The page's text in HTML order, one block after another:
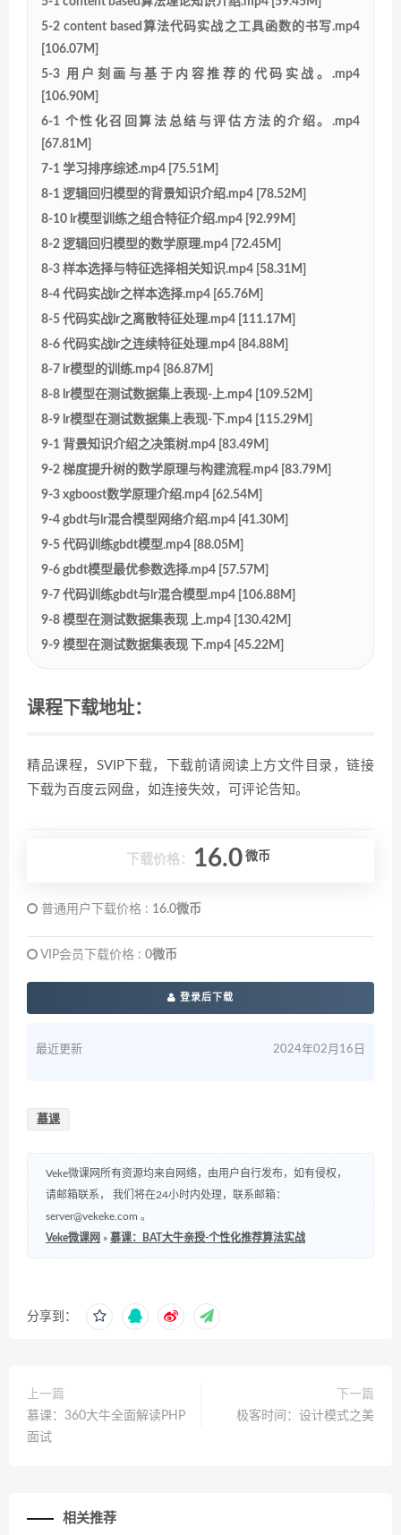
5-2 content based算法代码实战之工具函数的书写.mp4
[106.07M]
5-3 用户刻画与基于内容推荐的代码实战。.mp4
[106.90M]
6-1 个性化召回算法总结与评估方法的介绍。.mp4
[67.81M]
7-1 学习排序综述.mp4 [75.51M]
8-1 逻辑回归模型的背景知识介绍.mp4 [78.52M]
8-10 lr模型训练之组合特征介绍.mp4 [92.99M]
8-2 逻辑回归模型的数学原理.mp4 [72.45M]
8-3 样本选择与特征选择相关知识.mp4 [58.31M]
8-4 代码实战lr之样本选择.mp4 [65.76M]
8-5 代码实战lr之离散特征处理.mp4 [111.17M]
8-6 代码实战lr之连续特征处理.mp4 [84.88M]
8-7 lr模型的训练.mp4 [86.87M]
8-8 lr模型在测试数据集上表现-上.mp4 [109.52M]
8-9 lr模型在测试数据集上表现-下.mp4 [115.29M]
9-1 背景知识介绍之决策树.mp4 [83.49M]
9-2 梯度提升树的数学原理与构建流程.mp4 [83.79M]
9-3 xgboost数学原理介绍.mp4 [62.54M]
9-4 gbdt与lr混合模型网络介绍.mp4 [41.30M]
9-5 代码训练gbdt模型.mp4 [88.05M]
9-6 gbdt模型最优参数选择.mp4 [57.57M]
9-7 代码训练gbdt与lr混合模型.mp4 [106.88M]
9-8 模型在测试数据集表现 上.mp4 [130.42M]
9-9 模型在测试数据集表现 下.mp4 [45.22M]
课程下载地址：
精品课程，SVIP下载，下载前请阅读上方文件目录，链接
下载为百度云网盘，如连接失效，可评论告知。
下载价格： 16.0 微币
普通用户下载价格 : 16.0微币
VIP会员下载价格 : 0微币
登录后下载
最近更新 2024年02月16日
慕课
Veke微课网所有资源均来自网络，由用户自行发布，如有侵权，
请邮箱联系， 我们将在24小时内处理，联系邮箱：
server@vekeke.com 。
Veke微课网 » 慕课：BAT大牛亲授-个性化推荐算法实战
分享到：
上一篇
慕课：360大牛全面解读PHP
面试
下一篇
极客时间：设计模式之美
相关推荐